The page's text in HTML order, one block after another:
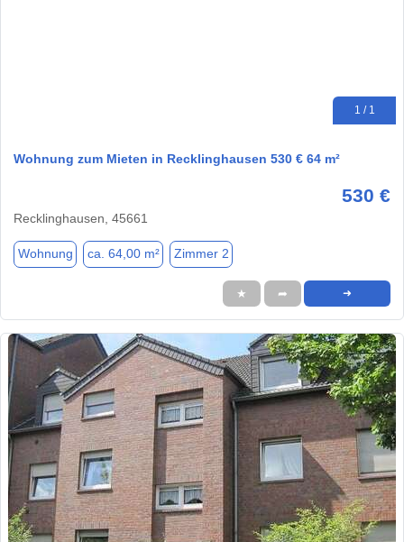
1 / 1
Wohnung zum Mieten in Recklinghausen 530 € 64 m²
530 €
Recklinghausen, 45661
Wohnung ca. 64,00 m² Zimmer 2
★ ➦ ➜